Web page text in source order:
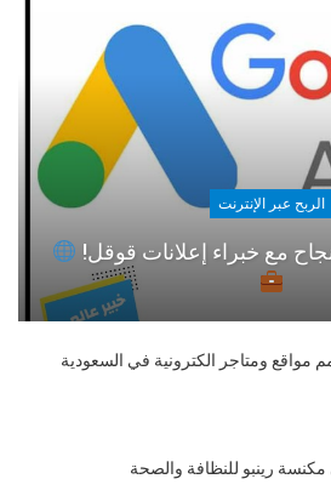
الربح عبر الإنترنت
مع خبراء إعلانات قوقل!
ومتاجر الكترونية في السعودية
رينبو للنظافة والصحة